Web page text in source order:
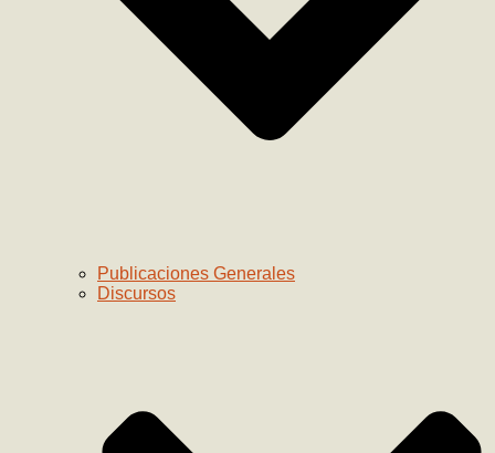
Publicaciones Generales
Discursos